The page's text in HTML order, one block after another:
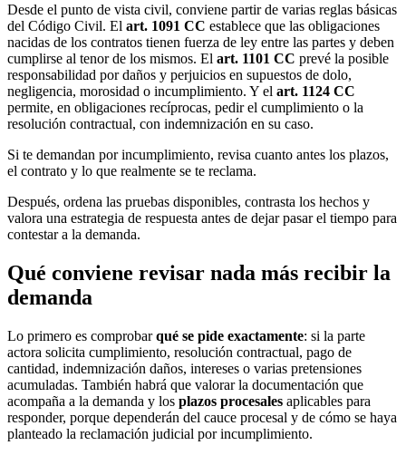
Desde el punto de vista civil, conviene partir de varias reglas básicas
del Código Civil. El art. 1091 CC establece que las obligaciones
nacidas de los contratos tienen fuerza de ley entre las partes y deben
cumplirse al tenor de los mismos. El art. 1101 CC prevé la posible
responsabilidad por daños y perjuicios en supuestos de dolo,
negligencia, morosidad o incumplimiento. Y el art. 1124 CC
permite, en obligaciones recíprocas, pedir el cumplimiento o la
resolución contractual, con indemnización en su caso.
Si te demandan por incumplimiento, revisa cuanto antes los plazos,
el contrato y lo que realmente se te reclama.
Después, ordena las pruebas disponibles, contrasta los hechos y
valora una estrategia de respuesta antes de dejar pasar el tiempo para
contestar a la demanda.
Qué conviene revisar nada más recibir la
demanda
Lo primero es comprobarqué se pide exactamente: si la parte
actora solicita cumplimiento, resolución contractual, pago de
cantidad, indemnización daños, intereses o varias pretensiones
acumuladas. También habrá que valorar la documentación que
acompaña a la demanda y los plazos procesales aplicables para
responder, porque dependerán del cauce procesal y de cómo se haya
planteado la reclamación judicial por incumplimiento.